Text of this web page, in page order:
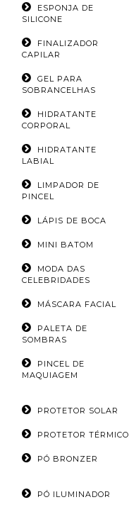
ESPONJA DE
SILICONE
FINALIZADOR
CAPILAR
GEL PARA
SOBRANCELHAS
HIDRATANTE
CORPORAL
HIDRATANTE
LABIAL
LIMPADOR DE
PINCEL
LÁPIS DE BOCA
MINI BATOM
MODA DAS
CELEBRIDADES
MÁSCARA FACIAL
PALETA DE
SOMBRAS
PINCEL DE
MAQUIAGEM
PROTETOR SOLAR
PROTETOR TÉRMICO
PÓ BRONZER
PÓ ILUMINADOR